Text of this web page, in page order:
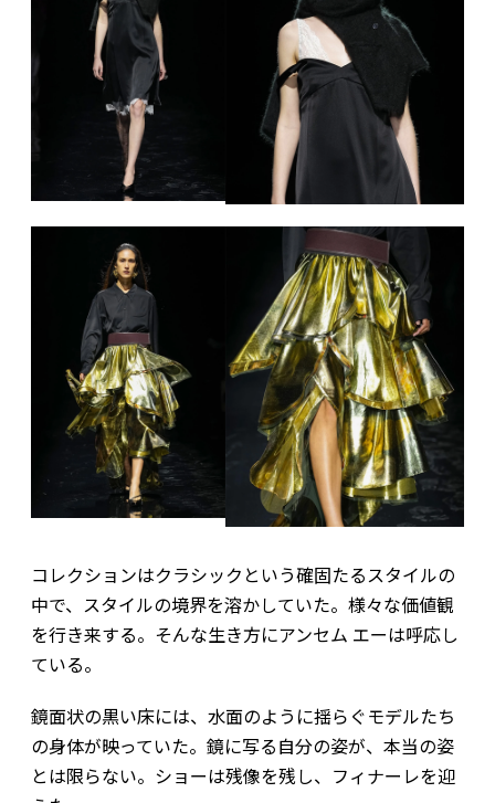
コレクションはクラシックという確固たるスタイルの
中で、スタイルの境界を溶かしていた。様々な価値観
を行き来する。そんな生き方にアンセム エーは呼応し
ている。
鏡面状の黒い床には、水面のように揺らぐモデルたち
の身体が映っていた。鏡に写る自分の姿が、本当の姿
とは限らない。ショーは残像を残し、フィナーレを迎